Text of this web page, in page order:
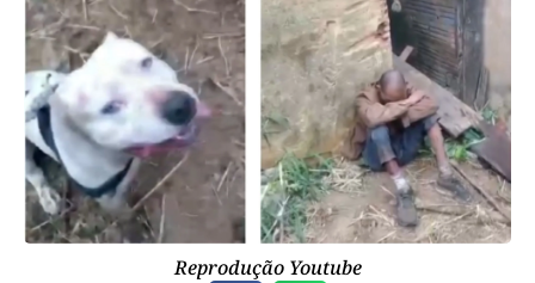
Reprodução Youtube